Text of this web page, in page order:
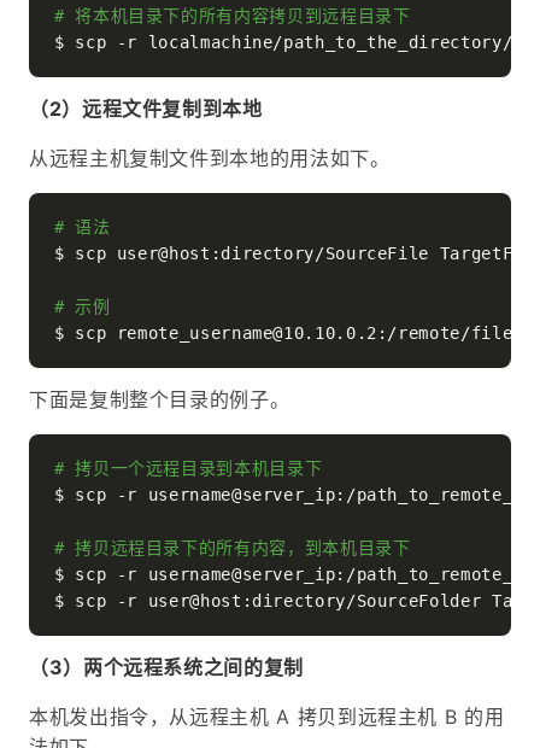
# 将本机目录下的所有内容拷贝到远程目录下
（2）远程文件复制到本地
从远程主机复制文件到本地的用法如下。
# 语法
$ scp user@host:directory/SourceFile
# 示例
下面是复制整个目录的例子。
# 拷贝一个远程目录到本机目录下
$ scp -r username@server_ip:/
# 拷贝远程目录下的所有内容，到本机目录下
$ scp -r username@server_ip:/
（3）两个远程系统之间的复制
本机发出指令，从远程主机 A 拷贝到远程主机 B 的用